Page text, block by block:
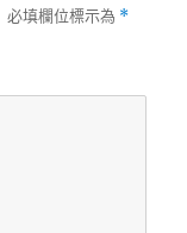
必填欄位標示為 *